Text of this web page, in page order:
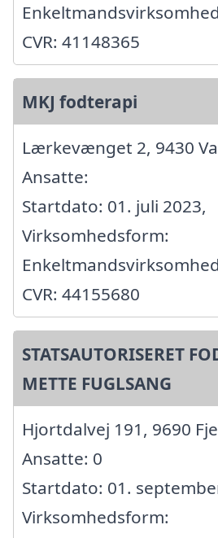
Enkeltmandsvirksomhed
CVR: 41148365
MKJ fodterapi
Lærkevænget 2, 9430
Ansatte:
Startdato: 01. juli 2023,
Virksomhedsform:
Enkeltmandsvirksomhed
CVR: 44155680
STATSAUTORISERET
METTE FUGLSANG
Hjortdalvej 191, 9690
Ansatte: 0
Startdato: 01.
Virksomhedsform: